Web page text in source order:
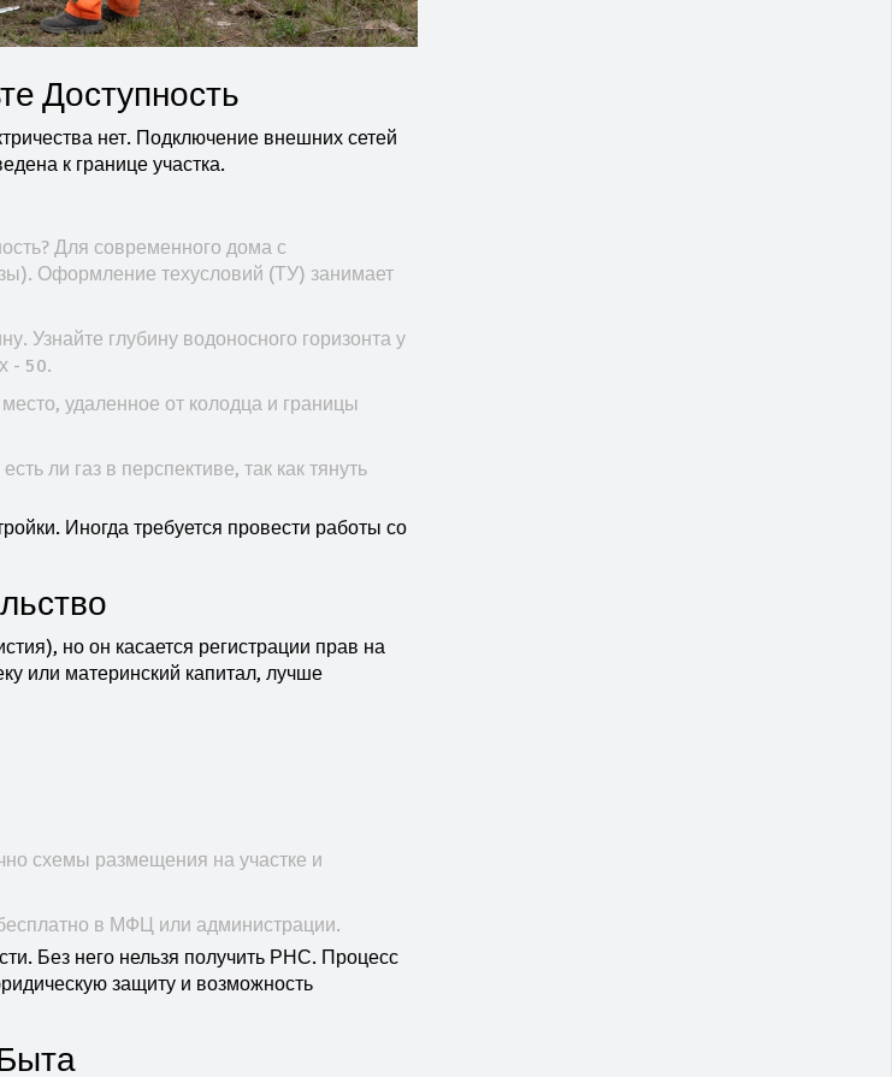
Доступность
нет. Подключение внешних сетей
к границе участка.
Для современного дома с
Оформление техусловий (ТУ) занимает
Узнайте глубину водоносного горизонта у
- 50.
удаленное от колодца и границы
ли газ в перспективе, так как тянуть
Иногда требуется провести работы со
но он касается регистрации прав на
или материнский капитал, лучше
схемы размещения на участке и
в МФЦ или администрации.
Без него нельзя получить РНС. Процесс
защиту и возможность